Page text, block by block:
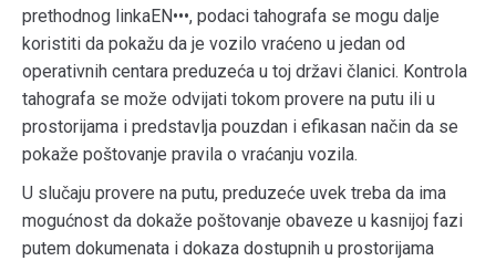
prethodnog linkaEN•••, podaci tahografa se mogu dalje
koristiti da pokažu da je vozilo vraćeno u jedan od
operativnih centara preduzeća u toj državi članici. Kontrola
tahografa se može odvijati tokom provere na putu ili u
prostorijama i predstavlja pouzdan i efikasan način da se
pokaže poštovanje pravila o vraćanju vozila.
U slučaju provere na putu, preduzeće uvek treba da ima
mogućnost da dokaže poštovanje obaveze u kasnijoj fazi
putem dokumenata i dokaza dostupnih u prostorijama